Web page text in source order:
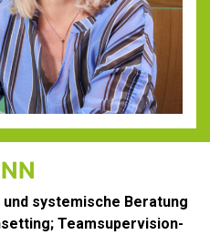
systemische Beratung
Teamsupervision-